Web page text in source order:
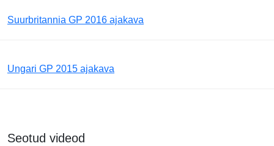
Suurbritannia GP 2016 ajakava
Ungari GP 2015 ajakava
Seotud videod